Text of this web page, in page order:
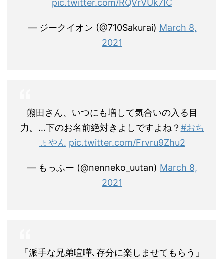
pic.twitter.com/RQVrVUk7IC
— ジークイオン (@710Sakurai) March 8,
2021
熊田さん、いつにも増して気合いの入る目
力。…下のお名前絶対きよしですよね？ #おち
ょやん pic.twitter.com/Frvru9Zhu2
— もっふー (@nenneko_uutan) March 8,
2021
「派手な兄弟喧嘩､存分に楽しませてもらう」